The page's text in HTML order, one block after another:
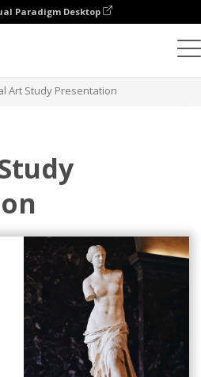
Paradigm Desktop
Art Study Presentation